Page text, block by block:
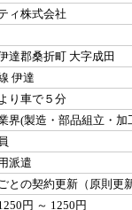
ィ株式会社
達郡桑折町 大字成田
伊達
り車で５分
界(製造・部品組立・加
派遣
との契約更新（原則更
円 ～ 1250円